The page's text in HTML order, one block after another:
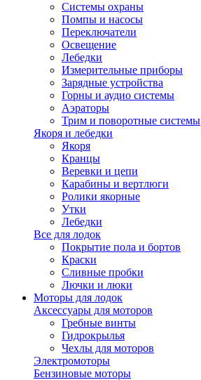
Системы охраны
Помпы и насосы
Переключатели
Освещение
Лебедки
Измерительные приборы
Зарядные устройства
Горны и аудио системы
Аэраторы
Трим и поворотные системы
Якоря и лебедки
Якоря
Кранцы
Веревки и цепи
Карабины и вертлюги
Ролики якорные
Утки
Лебедки
Все для лодок
Покрытие пола и бортов
Краски
Сливные пробки
Лючки и люки
Моторы для лодок
Аксессуары для моторов
Гребные винты
Гидрокрылья
Чехлы для моторов
Электромоторы
Бензиновые моторы